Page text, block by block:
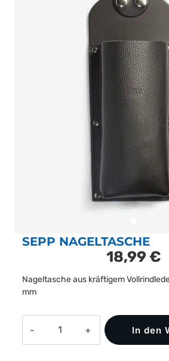
SEPP NAGELTASCHE
18,99€
Nageltasche aus kräftigem
mm
Nageltasche
In den